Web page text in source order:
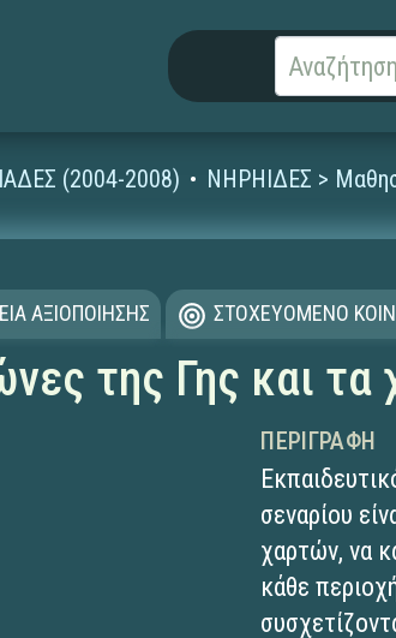
(2004-2008)
ΑΞΙΟΠΟΙΗΣΗΣ ΣΤΟΧΕΥΟΜΕΝΟ
της Γης και τα
ΠΕΡΙΓΡΑΦΉ
σεναρίου
χαρτών, να
κάθε